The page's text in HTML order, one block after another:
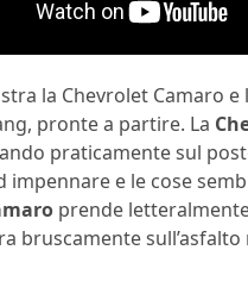
la Chevrolet Camaro e
pronte a partire. La
praticamente sul
impennare e le cose
prende
bruscamente sull’asfalto